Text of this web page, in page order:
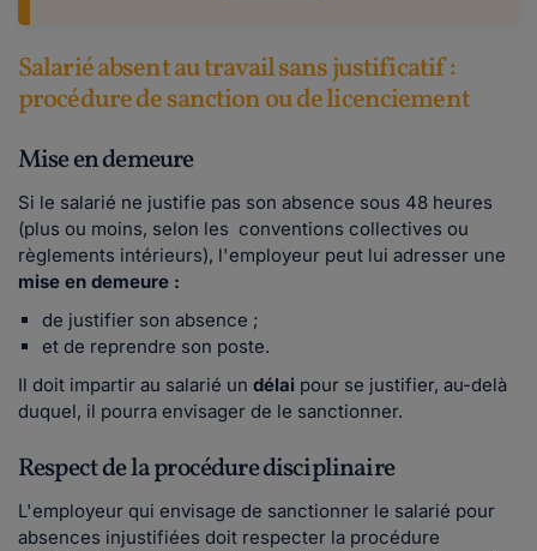
Salarié absent au travail sans justificatif :
procédure de sanction ou de licenciement
Mise en demeure
Si le salarié ne justifie pas son absence sous 48 heures
(plus ou moins, selon les conventions collectives ou
règlements intérieurs), l'employeur peut lui adresser une
mise en demeure :
de justifier son absence ;
et de reprendre son poste.
Il doit impartir au salarié un délai pour se justifier, au-delà
duquel, il pourra envisager de le sanctionner.
Respect de la procédure disciplinaire
L'employeur qui envisage de sanctionner le salarié pour
absences injustifiées doit respecter la procédure